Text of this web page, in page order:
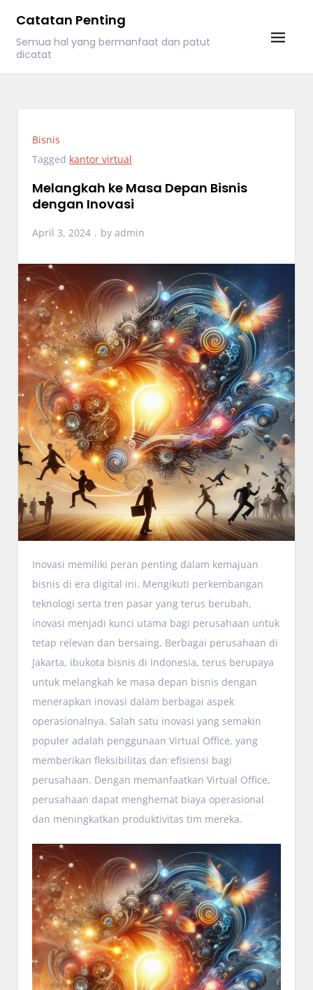
content
Catatan Penting
Semua hal yang bermanfaat dan patut
dicatat
Bisnis
Tagged kantor virtual
Melangkah ke Masa Depan Bisnis
dengan Inovasi
April 3, 2024 byadmin
Inovasi memiliki peran penting dalam kemajuan
bisnis di era digital ini. Mengikuti perkembangan
teknologi serta tren pasar yang terus berubah,
inovasi menjadi kunci utama bagi perusahaan untuk
tetap relevan dan bersaing. Berbagai perusahaan di
Jakarta, ibukota bisnis di Indonesia, terus berupaya
untuk melangkah ke masa depan bisnis dengan
menerapkan inovasi dalam berbagai aspek
operasionalnya. Salah satu inovasi yang semakin
populer adalah penggunaan Virtual Office, yang
memberikan fleksibilitas dan efisiensi bagi
perusahaan. Dengan memanfaatkan Virtual Office,
perusahaan dapat menghemat biaya operasional
dan meningkatkan produktivitas tim mereka.